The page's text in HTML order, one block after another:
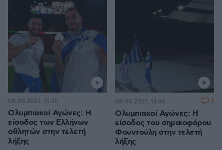
Ολυμπιακοί Αγώνες: Η
είσοδος των Ελλήνων
αθλητών στην τελετή
λήξης
08.08.2021, 15:35
Ολυμπιακοί Αγώνες: Η
είσοδος του σημαιοφόρου
Φουντούλη στην τελετή
λήξης
08.08.2021, 14:44 3